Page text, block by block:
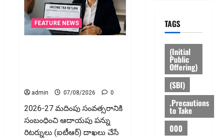
రీట్‌,
ఇన్విట్
పన్ను
మార్పులు
ఇవే!
FEATURE NEWS
admin 07/08/2026 0
2026-27 మదింపు సంవత్సరానికి
సంబంధించి ఆదాయపు పన్ను
రిటర్నులు (ఐటీఆర్‌) దాఖలు చేసే
TAGS
(Initial
Public
Offering)
(SBI)
.Precautions
to Take
000